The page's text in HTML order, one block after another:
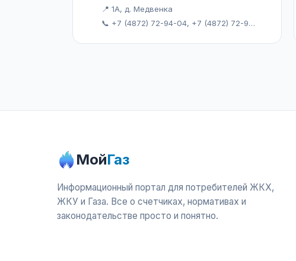
📍 1А, д. Медвенка
📞 +7 (4872) 72-94-04, +7 (4872) 72-97-30
МойГаз
Информационный портал для потребителей ЖКХ,
ЖКУ и Газа. Все о счетчиках, нормативах и
законодательстве просто и понятно.